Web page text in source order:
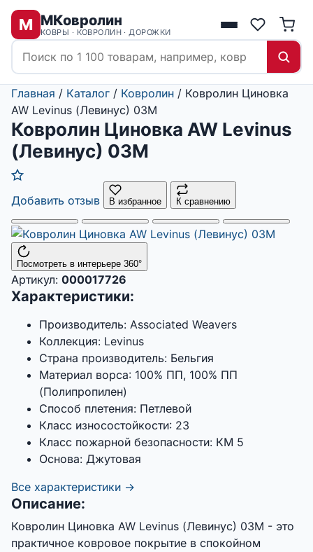
М МКовролин
КОВРЫ · КОВРОЛИН · ДОРОЖКИ
Главная / Каталог / Ковролин / Ковролин Циновка
AW Levinus (Левинус) 03M
Ковролин Циновка AW Levinus
(Левинус) 03M
Добавить отзыв В избранное К сравнению
Посмотреть в интерьере 360°
Артикул: 000017726
Характеристики:
Производитель: Associated Weavers
Коллекция: Levinus
Страна производитель: Бельгия
Материал ворса: 100% ПП, 100% ПП
(Полипропилен)
Способ плетения: Петлевой
Класс износостойкости: 23
Класс пожарной безопасности: КМ 5
Основа: Джутовая
Все характеристики →
Описание:
Ковролин Циновка AW Levinus (Левинус) 03M - это
практичное ковровое покрытие в спокойном